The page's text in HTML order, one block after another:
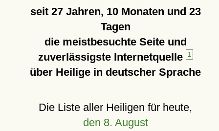
seit 27 Jahren, 10 Monaten und 23
Tagen
die meistbesuchte Seite und
zuverlässigste Internetquelle
1
über Heilige in deutscher Sprache
Die Liste aller Heiligen für heute,
den 8. August